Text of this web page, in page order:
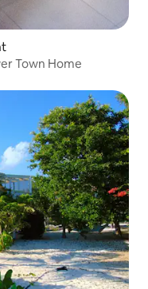
Town Home